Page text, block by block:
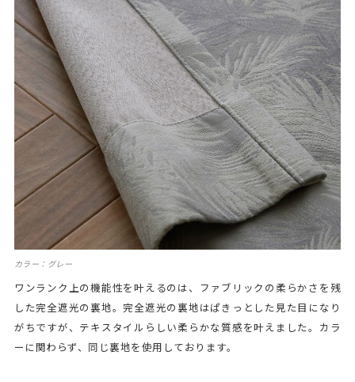
カラー：グレー
ワンランク上の機能性を叶えるのは、ファブリックの柔らかさを残
した完全遮光の裏地。完全遮光の裏地はぱきっとした見た目になり
がちですが、テキスタイルらしい柔らかな質感を叶えました。カラ
ーに関わらず、同じ裏地を使用しております。